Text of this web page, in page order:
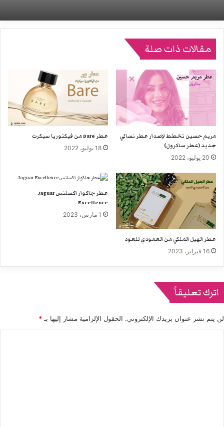
مقالات ذات صلة
مريم حسين تخطط لإصدار عطر نسائي
جديد (عطر ساكرول)
20 يوليو، 2022
عطر Bare من فيكتوريا سيكرت
18 يوليو، 2022
عطر الهيل الملكي من العمودي للعود
16 فبراير، 2023
عطر جاكوار اكسلنس Jaguar
Excellence
1 مارس، 2023
اترك تعليقاً
لن يتم نشر عنوان بريدك الإلكتروني. الحقول الإلزامية مشار إليها بـ *